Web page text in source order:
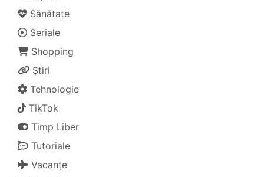
Sănătate
Seriale
Shopping
Știri
Tehnologie
TikTok
Timp Liber
Tutoriale
Vacanțe